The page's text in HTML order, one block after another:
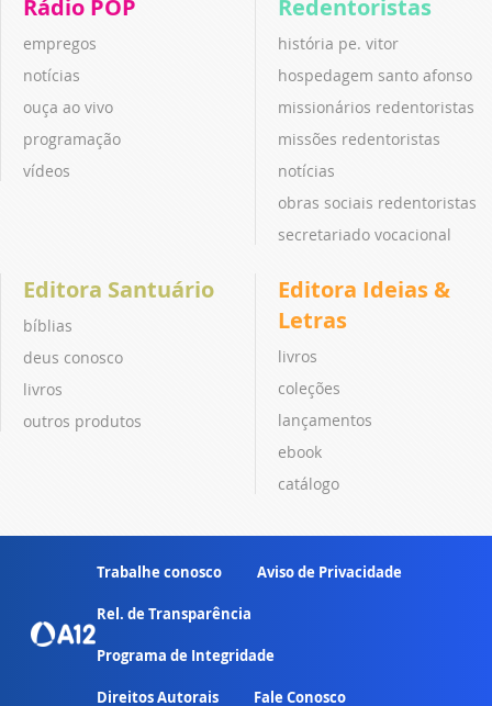
Rádio POP
empregos
notícias
ouça ao vivo
programação
vídeos
Redentoristas
história pe. vitor
hospedagem santo afonso
missionários redentoristas
missões redentoristas
notícias
obras sociais redentoristas
secretariado vocacional
Editora Santuário
bíblias
deus conosco
livros
outros produtos
Editora Ideias &
Letras
livros
coleções
lançamentos
ebook
catálogo
Trabalhe conosco Aviso de Privacidade
Rel. de Transparência
Programa de Integridade
Direitos Autorais Fale Conosco